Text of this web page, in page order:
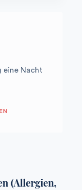
eine Nacht
(Allergien,